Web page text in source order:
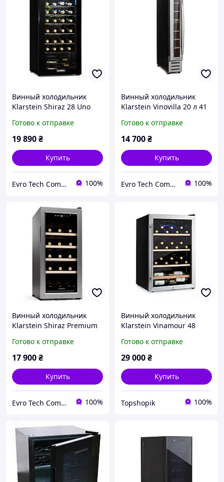
Винный холодильник
Klarstein Shiraz 28 Uno
Готово к отправке
19 890₴
Купить
Evro Tech Company 100%
Винный холодильник
Klarstein Vinovilla 20 л 41
Готово к отправке
14 700₴
Купить
Evro Tech Company 100%
Винный холодильник
Klarstein Shiraz Premium
Готово к отправке
17 900₴
Купить
Evro Tech Company 100%
Винный холодильник
Klarstein Vinamour 48
Готово к отправке
29 000₴
Купить
Topshopik 100%